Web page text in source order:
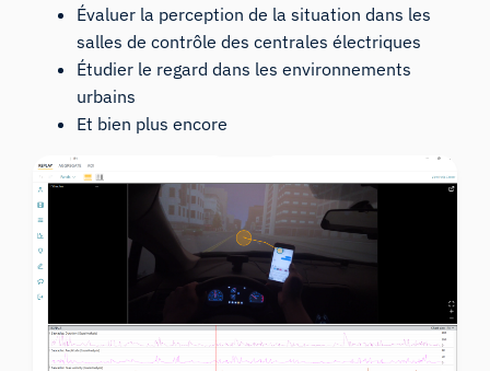
Évaluer la perception de la situation dans les
salles de contrôle des centrales électriques
Étudier le regard dans les environnements
urbains
Et bien plus encore